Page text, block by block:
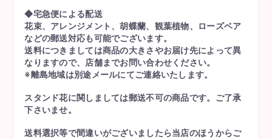
◆宅急便による配送
花束、アレンジメント、胡蝶蘭、観葉植物、ローズベア
などの郵送対応も可能でございます。
送料につきましては商品の大きさやお届け先によって異
なりますので、店舗までお問い合わせください。
※離島地域は別途メールにてご連絡いたします。
スタンド花に関しましては郵送不可の商品です。ご了承
下さいませ。
送料選択等で間違いがございましたら当店のほうからご